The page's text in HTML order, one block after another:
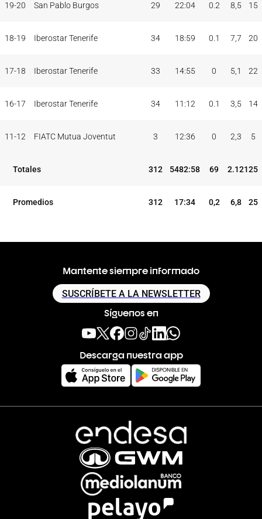
19-20 San Pablo Burgos 29 22:04 0.2 8,5 15
18-19 Iberostar Tenerife 34 18:59 0.1 7,7 20
17-18 Iberostar Tenerife 33 14:55 0 5,1 22
16-17 Iberostar Tenerife 34 11:12 0.1 3,5 14
11-12 FIATC Mutua Joventut 3 12:36 0 2,3 5
Totales 312 5482:58 69 2.12125
Promedios 312 17:34 0,2 6,8 25
Mantente siempre informado
SUSCRÍBETE A LA NEWSLETTER
Síguenos en
Descarga nuestra app